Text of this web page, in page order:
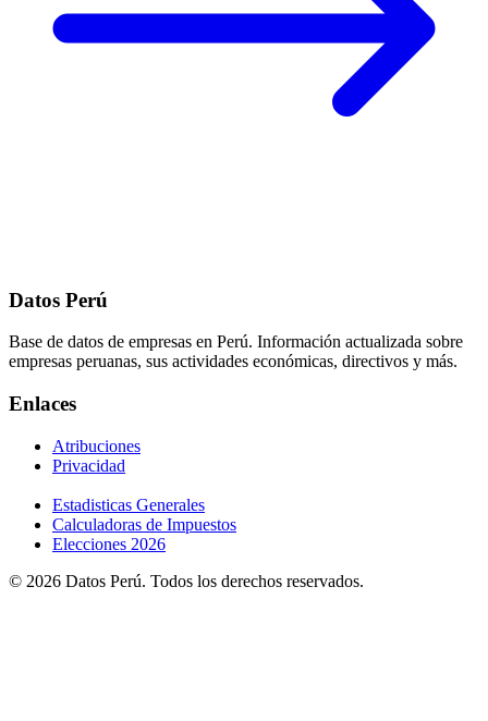
Datos Perú
Base de datos de empresas en Perú. Información actualizada sobre
empresas peruanas, sus actividades económicas, directivos y más.
Enlaces
Atribuciones
Privacidad
Estadisticas Generales
Calculadoras de Impuestos
Elecciones 2026
© 2026 Datos Perú. Todos los derechos reservados.